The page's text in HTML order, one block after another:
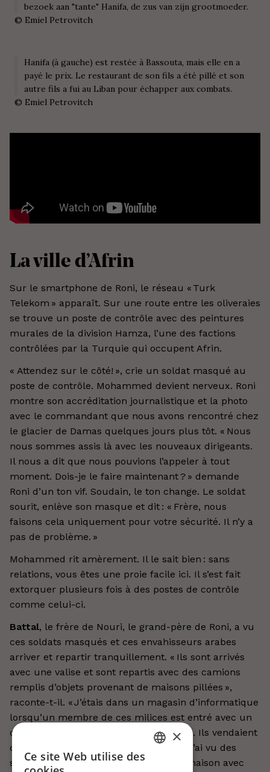
bezoek aan "tante" Hanifa, de zus van zijn grootmoeder.
© Emiel Petrovitch
Hanifa (à gauche) est restée à Bassouta, mais elle en a
payé le prix. Le restaurant de son fils a été pillé et son
autre fils a fui au Liban pour échapper aux combats.
© Emiel Petrovitch
La ville d’Afrin
Sur le smartphone de Roni, le réseau « Turk
Telekom » apparaît. Sur une route entre les oliveraies
se trouve un poste de contrôle avec des peintures
murales de la division Hamza, l’une des factions
contrôlées par la Turquie qui occupent Afrin.
« Attendez sur le côté! », crie un soldat masqué au
poste de contrôle. Mohammed devient nerveux. Roni
montre son accréditation journalistique et la photo
avec le commandant que nous avons rencontré chez
le glacier de Damas quelques jours plus tôt. « Nous
nous sommes assis là avec les nouveaux dirigeants.
Il nous a dit que nous pouvions l’appeler à tout
moment. Dois-je le faire maintenant ? » demande
Roni d’un ton vif. Soudain, le ton change. Le soldat
sourit, enlève son masque et dit : « Frère, nous
faisons cela uniquement pour votre sécurité. Il n’y a
pas de problème. »
Mohammed rit amèrement. Il le sait bien : sans
relations, vous êtes une proie facile ici. Il s’est fait
extorquer plusieurs fois à des postes de contrôle
comme celui-ci.
Battal, le frère de Nouri, le grand-père de Roni, a vu
ces soldats masqués et ces envahisseurs arabes
arriver et repartir tranquillement. « Ils sont arrivés
avec une valise et sont repartis avec des camions
remplis d’objets provenant de maisons pillées »,
raconte-t-il. « J’étais dans un magasin d’informatique
lorsqu’un membre de ces milices est entré avec un
ordinateur portable. Il voulait le vendre. Ils vendaient
des objets provenant de nos maisons. J’ai vu des
soldats de milices aller de maison en maison avec
×
Ce site Web utilise des